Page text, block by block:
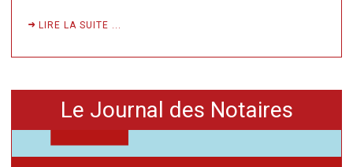
LIRE LA SUITE ...
Le Journal des Notaires